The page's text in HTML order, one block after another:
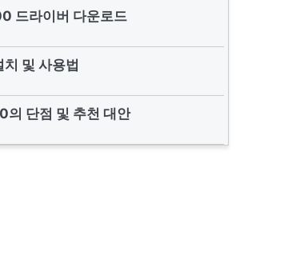
드라이버 다운로드
및 사용법
단점 및 추천 대안